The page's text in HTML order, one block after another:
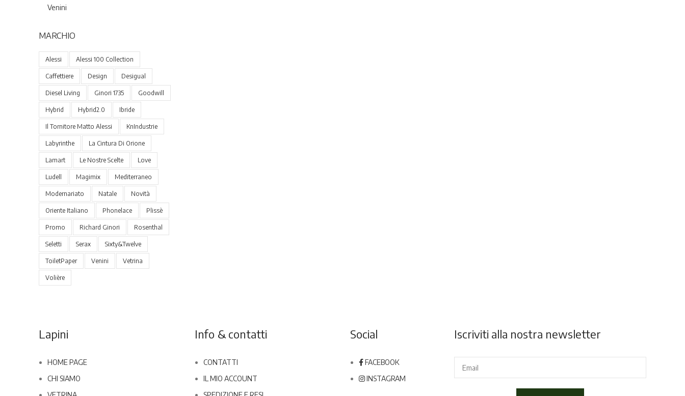
Venini
MARCHIO
Alessi Alessi 100 Collection
Caffettiere Design Desigual
Diesel Living Ginori 1735 Goodwill
Hybrid Hybrid2.0 Ibride
Il Tornitore Matto Alessi KnIndustrie
Labyrinthe La Cintura Di Orione
Lamart Le Nostre Scelte Love
Ludell Magimix Mediterraneo
Modernariato Natale Novità
Oriente Italiano Phonelace Plissè
Promo Richard Ginori Rosenthal
Seletti Serax Sixty&Twelve
ToiletPaper Venini Vetrina
Volière
Lapini
HOME PAGE
CHI SIAMO
Info & contatti
CONTATTI
IL MIO ACCOUNT
Social
FACEBOOK
INSTAGRAM
Iscriviti alla nostra newsletter